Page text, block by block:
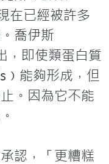
在已經被許多
喬伊斯
，即使類蛋白質
能夠形成，但
。因為它不能
認，「更糟糕